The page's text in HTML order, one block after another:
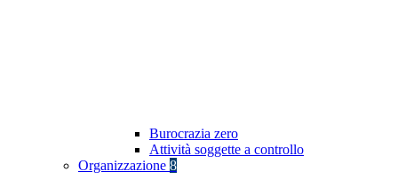
Burocrazia zero
Attività soggette a controllo
Organizzazione 8